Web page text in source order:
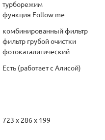
турборежим
функция Follow me
комбинированный фильтр
фильтр грубой очистки
фотокаталитический
Есть (работает с Алисой)
723 x 286 x 199